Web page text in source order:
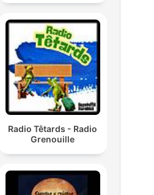
Radio Têtards - Radio
Grenouille